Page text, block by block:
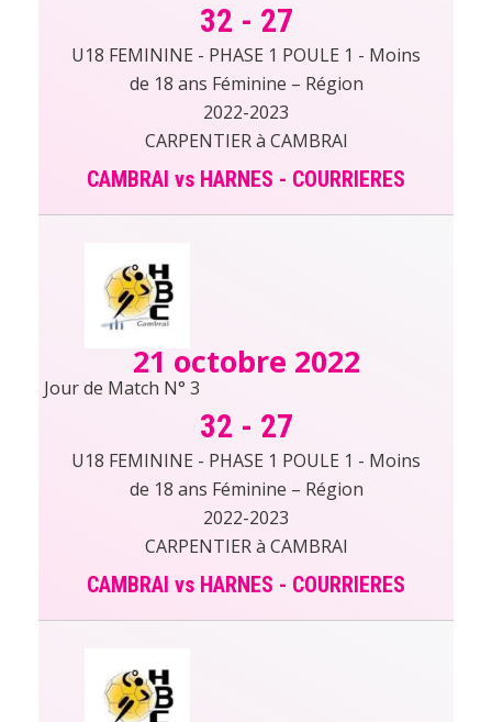
32 - 27
U18 FEMININE - PHASE 1 POULE 1 - Moins
de 18 ans Féminine – Région
2022-2023
CARPENTIER à CAMBRAI
CAMBRAI vs HARNES - COURRIERES
21 octobre 2022
Jour de Match N° 3
32 - 27
U18 FEMININE - PHASE 1 POULE 1 - Moins
de 18 ans Féminine – Région
2022-2023
CARPENTIER à CAMBRAI
CAMBRAI vs HARNES - COURRIERES